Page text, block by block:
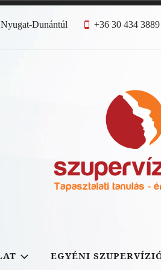
Dunántúl +36 30 434 3889
elmélyülés,
EGYÉNI